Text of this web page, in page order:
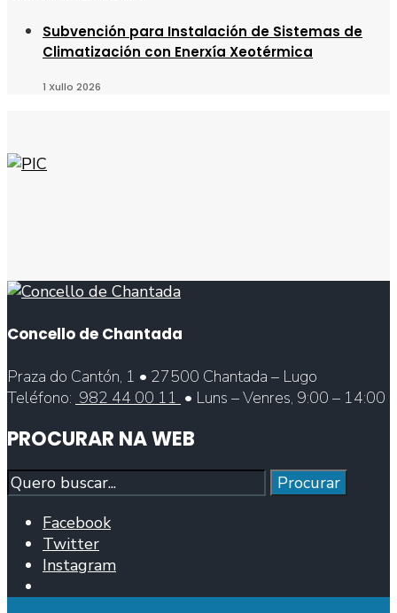
Subvención para Instalación de Sistemas de
Climatización con Enerxía Xeotérmica
1 Xullo 2026
Concello de Chantada
Praza do Cantón, 1 • 27500 Chantada – Lugo
Teléfono: 982 44 00 11 • Luns – Venres, 9:00 – 14:00
PROCURAR NA WEB
Procurar
Procurar
Facebook
Twitter
Instagram